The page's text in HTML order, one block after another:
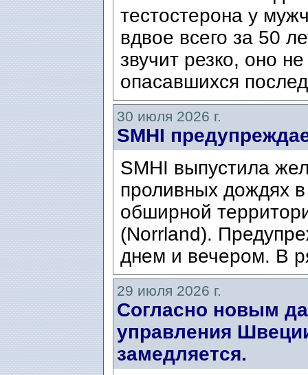
тестостерона у
вдвое всего за 50
звучит резко, оно
опасавшихся
30 июля 2026 г.
SMHI
SMHI выпустила
проливных дождях
обширной
(Norrland).
днем ​​и вечером. В
29 июля 2026 г.
Согласно новым
управления
замедляется.